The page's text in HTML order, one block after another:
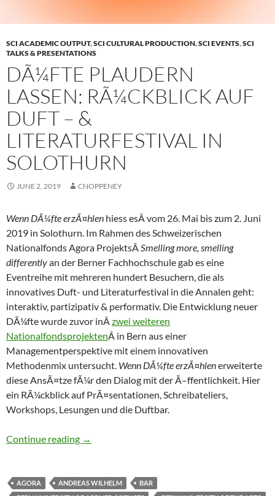
SCI ACADEMIC OUTPUT,SCI CULTURAL PRODUCTION,SCI EVENTS,SCI
TALKS & PRESENTATIONS
DÃ¼FTE PLAUDERN
LASSEN: RÃ¼CKBLICK AUF
DUFT – &
LITERATURFESTIVAL IN
SOLOTHURN
JUNE 2, 2019 CNOPPENEY
Wenn DÃ¼fte erzÃ¤hlen hiess esÂ vom 26. Mai bis zum 2. Juni
2019 in Solothurn. Im Rahmen des Schweizerischen
Nationalfonds Agora ProjektsÂSmelling more, smelling
differentlyan der Berner Fachhochschule gab es eine
Eventreihe mit mehreren hundert Besuchern, die als
innovatives Duft- und Literaturfestival in die Annalen geht:
interaktiv, partizipativ & performativ. Die Entwicklung neuer
DÃ¼fte wurde zuvor inÂzwei weiteren
NationalfondsprojektenÂ in Bern aus einer
Managementperspektive mit einem innovativen
Methodenmix untersucht. Wenn DÃ¼fte erzÃ¤hlenerweiterte
diese AnsÃ¤tze fÃ¼r den Dialog mit der Ã–ffentlichkeit. Hier
ein RÃ¼ckblick auf PrÃ¤sentationen, Schreibateliers,
Workshops, Lesungen und die Duftbar.
Continue reading DÃ¼fte plaudern lassen: RÃ¼ckblick auf
→
AGORA ANDREAS WILHELM
BAR